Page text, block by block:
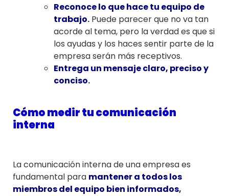
Reconoce lo que hace tu equipo de
trabajo. Puede parecer que no va tan
acorde al tema, pero la verdad es que si
los ayudas y los haces sentir parte de la
empresa serán más receptivos.
Entrega un mensaje claro, preciso y
conciso.
Cómo medir tu comunicación
interna
La comunicación interna de una empresa es
fundamental para mantener a todos los
miembros del equipo bien informados,